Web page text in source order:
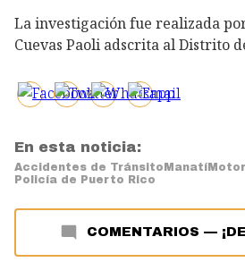
La investigación fue realizada
Cuevas Paoli adscrita al Distrito
En esta noticia:
Accidentes de TránsitoManatí
Policía de Puerto Rico
COMENTARIOS —